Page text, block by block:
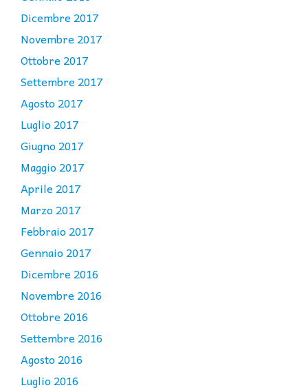
Dicembre 2017
Novembre 2017
Ottobre 2017
Settembre 2017
Agosto 2017
Luglio 2017
Giugno 2017
Maggio 2017
Aprile 2017
Marzo 2017
Febbraio 2017
Gennaio 2017
Dicembre 2016
Novembre 2016
Ottobre 2016
Settembre 2016
Agosto 2016
Luglio 2016